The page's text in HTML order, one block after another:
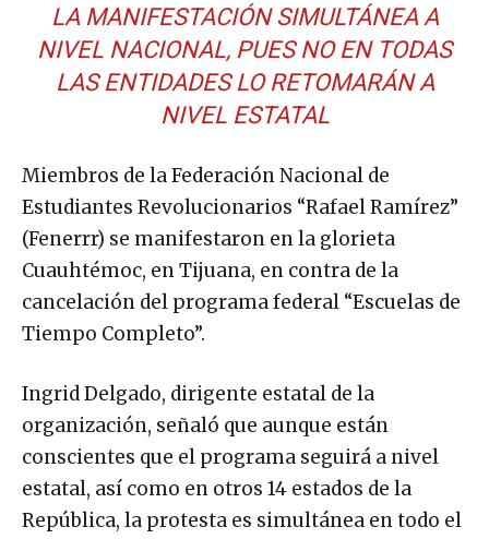
LA MANIFESTACIÓN SIMULTÁNEA A
NIVEL NACIONAL, PUES NO EN TODAS
LAS ENTIDADES LO RETOMARÁN A
NIVEL ESTATAL
Miembros de la Federación Nacional de
Estudiantes Revolucionarios “Rafael Ramírez”
(Fenerrr) se manifestaron en la glorieta
Cuauhtémoc, en Tijuana, en contra de la
cancelación del programa federal “Escuelas de
Tiempo Completo”.
Ingrid Delgado, dirigente estatal de la
organización, señaló que aunque están
conscientes que el programa seguirá a nivel
estatal, así como en otros 14 estados de la
República, la protesta es simultánea en todo el